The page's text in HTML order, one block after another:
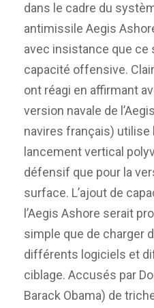
dans le cadre du
antimissile Aegis
avec insistance que ce
capacité offensive.
ont réagi en affirmant
version navale de
navires français)
lancement vertical
défensif que pour la
surface. L’ajout de
l’Aegis Ashore serait
simple que de charger
différents logiciels et
ciblage. Accusés par
Barack Obama) de